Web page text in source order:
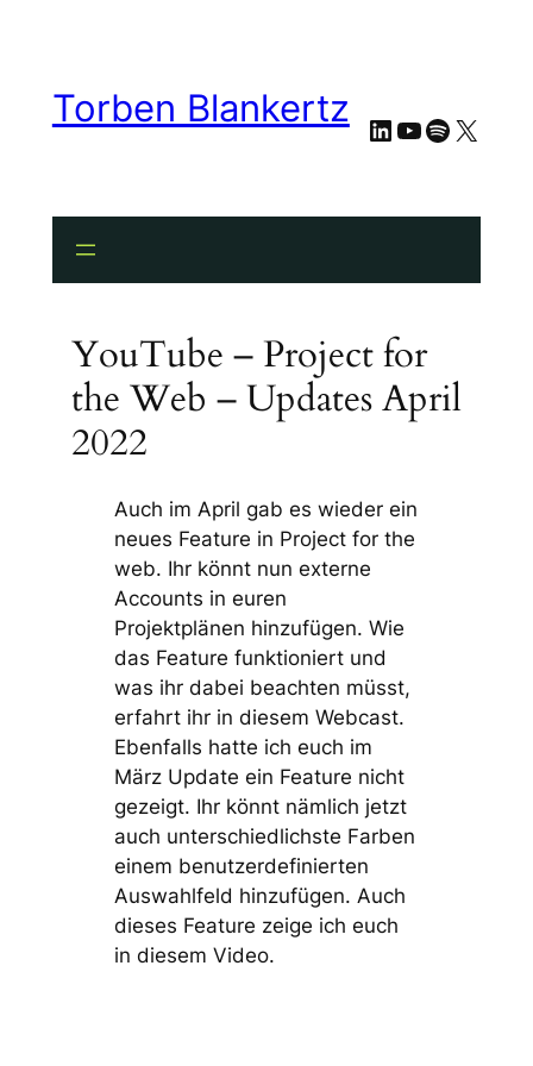
Torben Blankertz LinkedIn
YouTube
Spotify
X
YouTube – Project for
the Web – Updates April
2022
Auch im April gab es wieder ein
neues Feature in Project for the
web. Ihr könnt nun externe
Accounts in euren
Projektplänen hinzufügen. Wie
das Feature funktioniert und
was ihr dabei beachten müsst,
erfahrt ihr in diesem Webcast.
Ebenfalls hatte ich euch im
März Update ein Feature nicht
gezeigt. Ihr könnt nämlich jetzt
auch unterschiedlichste Farben
einem benutzerdefinierten
Auswahlfeld hinzufügen. Auch
dieses Feature zeige ich euch
in diesem Video.